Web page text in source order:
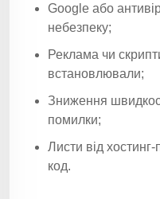
Google або
небезпеку;
Реклама чи
встановлювали;
Зниження
помилки;
Листи від
код.